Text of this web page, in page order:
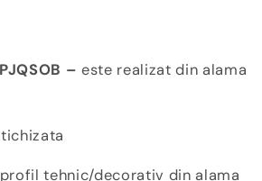
– este realizat din alama
tehnic/decorativ din alama